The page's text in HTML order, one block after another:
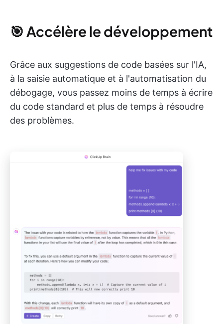
🎯 Accélère le développement
Grâce aux suggestions de code basées sur l'IA,
à la saisie automatique et à l'automatisation du
débogage, vous passez moins de temps à écrire
du code standard et plus de temps à résoudre
des problèmes.